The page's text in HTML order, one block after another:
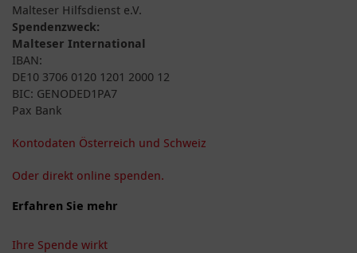
Malteser Hilfsdienst e.V.
Spendenzweck:
Malteser International
IBAN:
DE10 3706 0120 1201 2000 12
BIC: GENODED1PA7
Pax Bank
Kontodaten Österreich und Schweiz
Oder direkt online spenden.
Erfahren Sie mehr
Ihre Spende wirkt